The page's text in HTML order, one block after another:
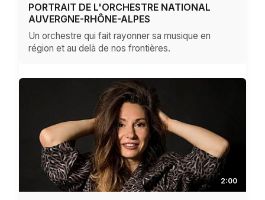
PORTRAIT DE L'ORCHESTRE NATIONAL
AUVERGNE-RHÔNE-ALPES
Un orchestre qui fait rayonner sa musique en
région et au delà de nos frontières.
2:00